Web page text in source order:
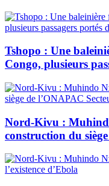
Tshopo : Une
Congo, plusieurs
Nord-Kivu :
construction du